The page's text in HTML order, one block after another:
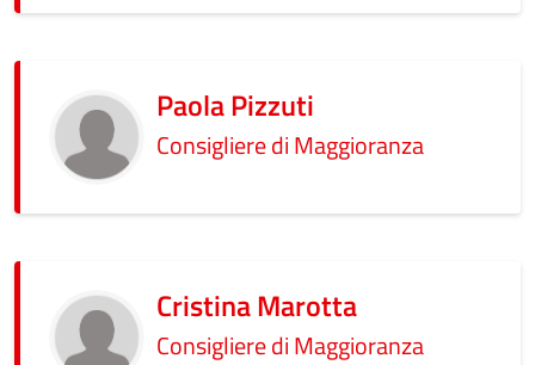
Paola Pizzuti
Consigliere di Maggioranza
Cristina Marotta
Consigliere di Maggioranza